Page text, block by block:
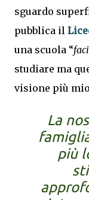
sguardo
pubblica il
una scuola “
studiare ma
visione più
La
più